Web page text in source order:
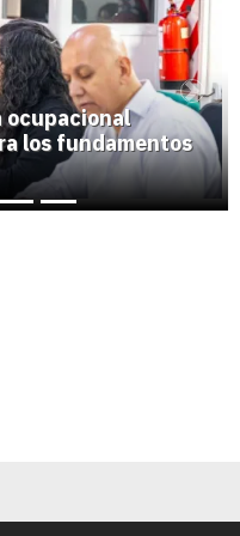
ocupacional
los fundamentos
Next